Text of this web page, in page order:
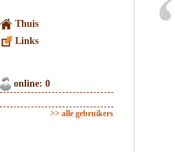
Thuis
Links
online: 0
>> alle gebruikers